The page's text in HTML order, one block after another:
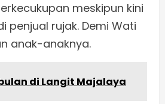
meskipun kini
penjual rujak. Demi Wati
anak-anaknya.
di Langit Majalaya